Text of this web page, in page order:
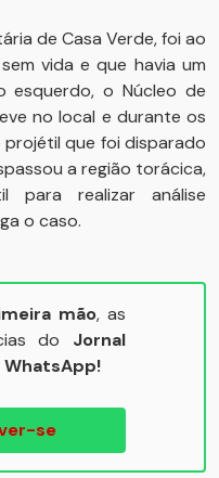
de Casa Verde, foi ao
vida e que havia um
esquerdo, o Núcleo de
no local e durante os
que foi disparado
a região torácica,
para realizar análise
o caso.
mão, as
do Jornal
WhatsApp!
se